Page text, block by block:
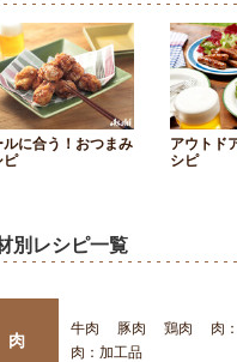
ルに合う！おつまみ
ピ
アウトド
シピ
別レシピ一覧
肉
牛肉 豚肉 鶏肉
肉
肉：加工品